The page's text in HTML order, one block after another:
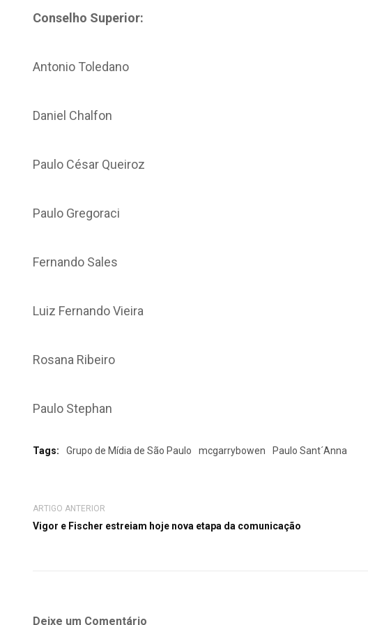
Conselho Superior:
Antonio Toledano
Daniel Chalfon
Paulo César Queiroz
Paulo Gregoraci
Fernando Sales
Luiz Fernando Vieira
Rosana Ribeiro
Paulo Stephan
Tags: Grupo de Mídia de São Paulo mcgarrybowen Paulo Sant´Anna
ARTIGO ANTERIOR
Vigor e Fischer estreiam hoje nova etapa da comunicação
Deixe um Comentário